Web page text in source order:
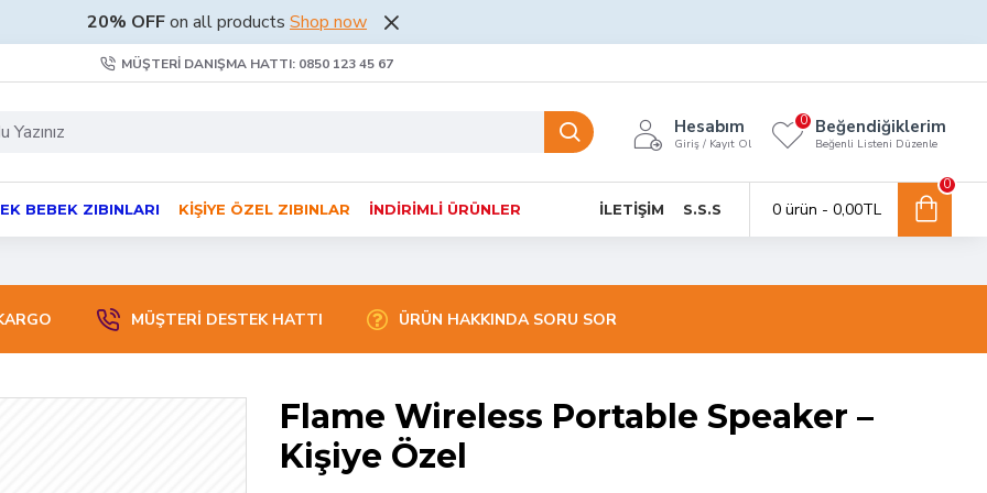
20% OFFon all products Shop now
MÜŞTERI DANIŞMA HATTI: 0850 123 45 67
Hesabım
Giriş / Kayıt Ol
Beğendiğiklerim
Beğenli Listeni Düzenle
0
BEBEK ZIBINLARI KIŞIYE ÖZEL ZIBINLAR İNDIRIMLI ÜRÜNLER İLETIŞIM S.S.S 0 ürün - 0,00TL
0
MÜŞTERİ DESTEK HATTI ÜRÜN HAKKINDA SORU SOR
Flame Wireless Portable Speaker –
Kişiye Özel